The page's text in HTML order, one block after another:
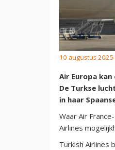
10 augustus 2025
Air Europa
De Turkse
in haar
Waar Air
Airlines
Turkish Airlines